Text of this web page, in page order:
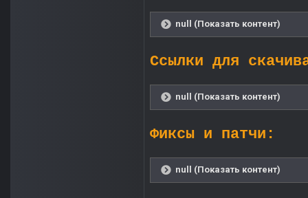
null (Показать контент)
Ссылки для
null (Показать контент)
Фиксы и патчи:
null (Показать контент)